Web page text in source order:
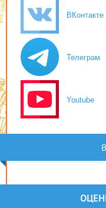
ВКонтакте
Телеграм
Youtube